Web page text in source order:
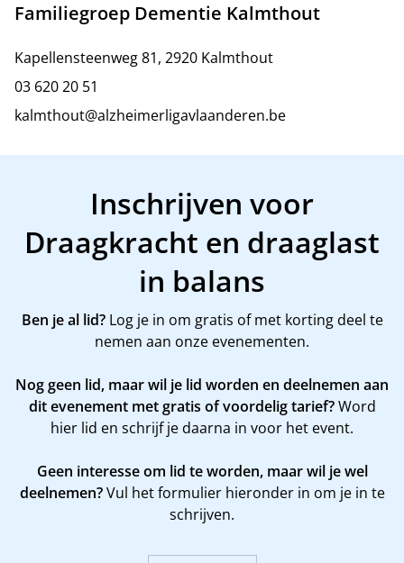
Familiegroep Dementie Kalmthout
Kapellensteenweg 81, 2920 Kalmthout
03 620 20 51
kalmthout@alzheimerligavlaanderen.be
Inschrijven voor
Draagkracht en draaglast
in balans
Ben je al lid?Log je in om gratis of met korting deel te
nemen aan onze evenementen.
Nog geen lid, maar wil je lid worden en deelnemen aan
dit evenement met gratis of voordelig tarief?Word
hier lid en schrijf je daarna in voor het event.
Geen interesse om lid te worden, maar wil je wel
deelnemen?Vul het formulier hieronder in om je in te
schrijven.